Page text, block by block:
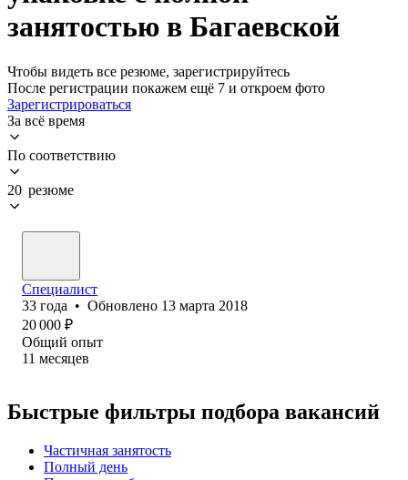
занятостью в Багаевской
Чтобы видеть все резюме, зарегистрируйтесь
После регистрации покажем ещё 7 и откроем фото
Зарегистрироваться
За всё время
По соответствию
20 резюме
Специалист
33 года • Обновлено 13 марта 2018
20 000 ₽
Общий опыт
11 месяцев
Быстрые фильтры подбора вакансий
Частичная занятость
Полный день